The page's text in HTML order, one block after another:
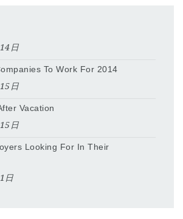
日
To Work For 2014
日
Vacation
日
Looking For In Their
日